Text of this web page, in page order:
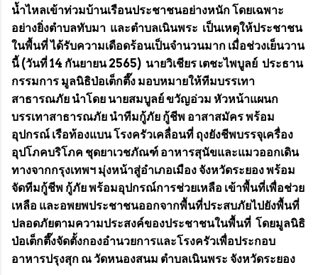
น้ำไหลเข้าท่วมบ้านเรือนประชาชนอย่างหนัก โดยเฉพาะ
อย่างยิ่งตำบลทับมา และตำบลเนินพระ เป็นเหตุให้ประชาชน
ในพื้นที่ ได้รับความเดือดร้อนเป็นจำนวนมาก เมื่อช่วงเย็นวาน
นี้ (วันที่ 14 กันยายน 2565) นายวิเชียร เตชะไพบูลย์ ประธาน
กรรมการ มูลนิธิป่อเต็กตึ๊ง มอบหมายให้ทีมบรรเทา
สาธารณภัย นำโดย นายสมบูลย์ ขวัญอ่วม หัวหน้าแผนก
บรรเทาสาธารณภัย นำทีมกู้ภัย กู้ชีพ อาสาสมัคร พร้อม
อุปกรณ์ เรือท้องแบน โรงครัวเคลื่อนที่ ถุงยังชีพบรรจุเครื่อง
อุปโภคบริโภค ชุดยาเวชภัณฑ์ อาหารสุนัขและแมวออกเดิน
ทางจากกรุงเทพฯ มุ่งหน้าสู่อำเภอเมือง จังหวัดระยอง พร้อม
จัดทีมกู้ชีพ กู้ภัย พร้อมอุปกรณ์การช่วยเหลือ เข้าพื้นที่เพื่อช่วย
เหลือ และอพยพประชาชนออกจากพื้นที่ประสบภัยไปยังพื้นที่
ปลอดภัยตามความประสงค์ของประชาชนในพื้นที่ โดยมูลนิธิ
ป่อเต็กตึ๊งจัดตั้งกองอำนวยการและโรงครัวเพื่อประกอบ
อาหารปรุงสุก ณ วัดหนองสนม ตำบลเนินพระ จังหวัดระยอง